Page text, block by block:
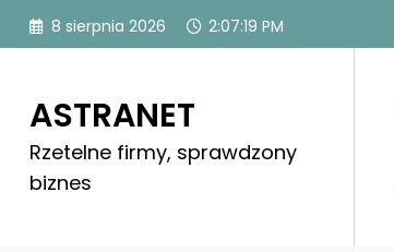
Skip
8 sierpnia 2026 2:07:21 PM
ASTRANET
Rzetelne firmy, sprawdzony
biznes